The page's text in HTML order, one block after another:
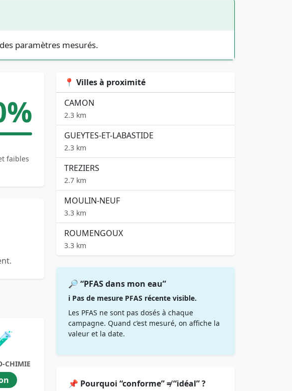
paramètres mesurés.
faibles
CHIMIE
📍 Villes à proximité
CAMON
2.3 km
GUEYTES-ET-LABASTIDE
2.3 km
TREZIERS
2.7 km
MOULIN-NEUF
3.3 km
ROUMENGOUX
3.3 km
🔎 “PFAS dans mon eau”
ℹ️ Pas de mesure PFAS récente visible.
Les PFAS ne sont pas dosés à chaque
campagne. Quand c’est mesuré, on affiche la
valeur et la date.
📌 Pourquoi “conforme” ≠ “idéal” ?